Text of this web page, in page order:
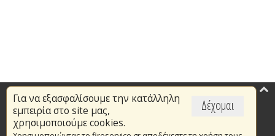
Δέχομαι
Για να εξασφαλίσουμε την κατάλληλη
εμπειρία στο site μας,
χρησιμοποιούμε cookies.
Επικαιρότητα
Το Πυροσβεστικό Σώμα